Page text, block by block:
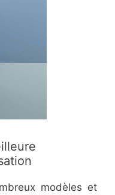
modèles et